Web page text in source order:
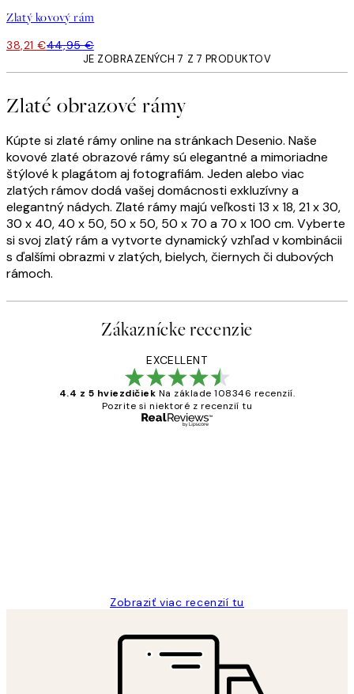
Zlatý kovový rám
38,21 €44,95 €
JE ZOBRAZENÝCH 7 Z 7 PRODUKTOV
Zlaté obrazové rámy
Kúpte si zlaté rámy online na stránkach Desenio. Naše
kovové zlaté obrazové rámy sú elegantné a mimoriadne
štýlové k plagátom aj fotografiám. Jeden alebo viac
zlatých rámov dodá vašej domácnosti exkluzívny a
elegantný nádych. Zlaté rámy majú veľkosti 13 x 18, 21 x 30,
30 x 40, 40 x 50, 50 x 50, 50 x 70 a 70 x 100 cm. Vyberte
si svoj zlatý rám a vytvorte dynamický vzhľad v kombinácii
s ďalšími obrazmi v zlatých, bielych, čiernych či dubových
rámoch.
Zákaznícke recenzie
EXCELLENT
4.4 z 5 hviezdičiek Na základe 108346 recenzií.
Pozrite si niektoré z recenzií tu
Zobraziť viac recenzií tu